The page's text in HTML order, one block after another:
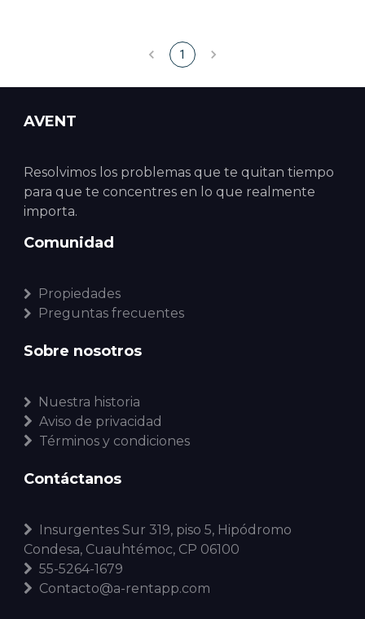
1
AVENT
Resolvimos los problemas que te quitan tiempo
para que te concentres en lo que realmente
importa.
Comunidad
Propiedades
Preguntas frecuentes
Sobre nosotros
Nuestra historia
Aviso de privacidad
Términos y condiciones
Contáctanos
Insurgentes Sur 319, piso 5, Hipódromo
Condesa, Cuauhtémoc, CP 06100
55-5264-1679
Contacto@a-rentapp.com